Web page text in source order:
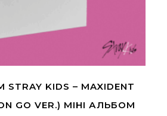
KIDS – MAXIDENT
GO VER.) МІНІ АЛЬБОМ